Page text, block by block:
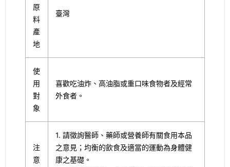
原
料
產
地
臺灣
使
用
對
象
喜歡吃油炸、高油脂或重口味食物者及經常
外食者。
注
意
1. 請徵詢醫師、藥師或營養師有關食用本品
之意見；均衡的飲食及適當的運動為身體健
康之基礎。